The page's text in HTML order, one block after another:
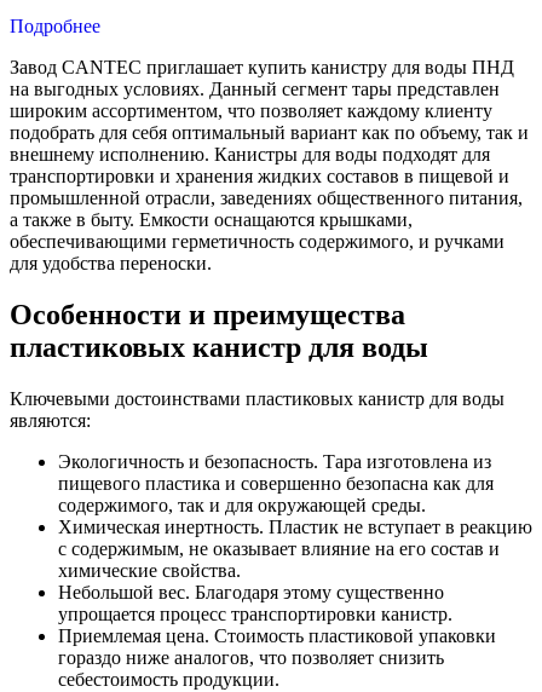
Подробнее
Завод CANTEC приглашает купить канистру для воды ПНД
на выгодных условиях. Данный сегмент тары представлен
широким ассортиментом, что позволяет каждому клиенту
подобрать для себя оптимальный вариант как по объему, так и
внешнему исполнению. Канистры для воды подходят для
транспортировки и хранения жидких составов в пищевой и
промышленной отрасли, заведениях общественного питания,
а также в быту. Емкости оснащаются крышками,
обеспечивающими герметичность содержимого, и ручками
для удобства переноски.
Особенности и преимущества
пластиковых канистр для воды
Ключевыми достоинствами пластиковых канистр для воды
являются:
Экологичность и безопасность. Тара изготовлена из
пищевого пластика и совершенно безопасна как для
содержимого, так и для окружающей среды.
Химическая инертность. Пластик не вступает в реакцию
с содержимым, не оказывает влияние на его состав и
химические свойства.
Небольшой вес. Благодаря этому существенно
упрощается процесс транспортировки канистр.
Приемлемая цена. Стоимость пластиковой упаковки
гораздо ниже аналогов, что позволяет снизить
себестоимость продукции.